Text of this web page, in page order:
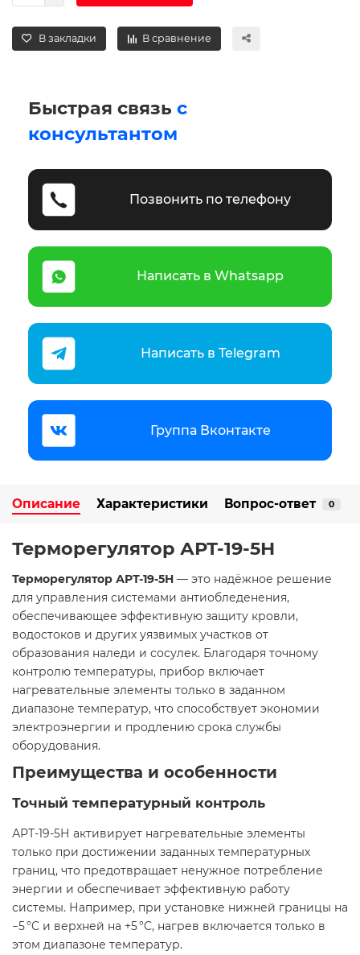
В закладки В сравнение
Быстрая связь с
консультантом
Позвонить по телефону
Написать в Whatsapp
Написать в Telegram
Группа Вконтакте
Описание Характеристики Вопрос-ответ 0
Терморегулятор АРТ-19-5Н
Терморегулятор АРТ-19-5Н — это надёжное решение
для управления системами антиобледенения,
обеспечивающее эффективную защиту кровли,
водостоков и других уязвимых участков от
образования наледи и сосулек. Благодаря точному
контролю температуры, прибор включает
нагревательные элементы только в заданном
диапазоне температур, что способствует экономии
электроэнергии и продлению срока службы
оборудования.​
Преимущества и особенности
Точный температурный контроль
АРТ-19-5Н активирует нагревательные элементы
только при достижении заданных температурных
границ, что предотвращает ненужное потребление
энергии и обеспечивает эффективную работу
системы. Например, при установке нижней границы на
−5 °C и верхней на +5 °C, нагрев включается только в
этом диапазоне температур. ​